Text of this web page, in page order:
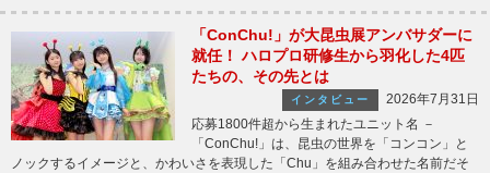
「ConChu!」が大昆虫展アンバサダーに
就任！ ハロプロ研修生から羽化した4匹
たちの、その先とは
インタビュー
2026年7月31日
応募1800件超から生まれたユニット名 －
「ConChu!」は、昆虫の世界を「コンコン」と
ノックするイメージと、かわいさを表現した「Chu」を組み合わせた名前だそ